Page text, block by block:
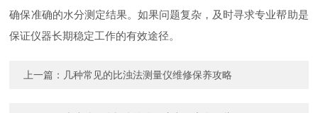
确保准确的水分测定结果。如果问题复杂，及时寻求专业帮助是
保证仪器长期稳定工作的有效途径。
上一篇： 几种常见的比浊法测量仪维修保养攻略